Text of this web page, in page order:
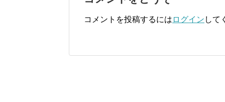
コメントを投稿するには ログイン して